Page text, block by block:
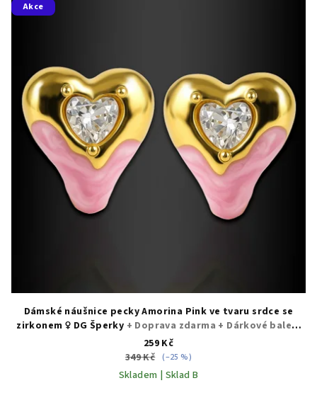
Akce
Dámské náušnice pecky Amorina Pink ve tvaru srdce se
zirkonem ♀️ DG Šperky + Doprava zdarma + Dárkové balení
zdarma
259 Kč
349 Kč (–25 %)
Skladem | Sklad B